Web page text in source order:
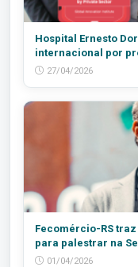
Hospital Ernesto
internacional por
27/04/2026
Fecomércio-RS
para palestrar na
01/04/2026